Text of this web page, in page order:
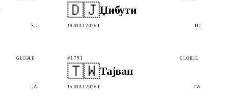
SL
🇩🇯Џибути
19 МАЈ 2026 Г. DJ
GLOBLE
LA
#1791 GLOBLE
🇹🇼Тајван
15 МАЈ 2026 Г. TW